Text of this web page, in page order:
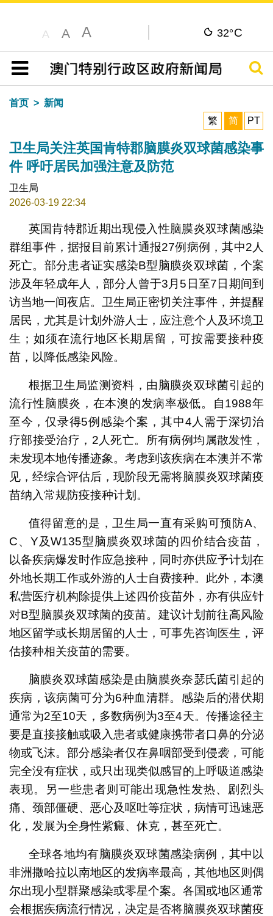
A A A 32°C
目录
搜寻
首页
新闻
繁
简 PT
卫生局关注英国肯特郡脑膜炎双球菌感染事
件 呼吁居民加强注意及防范
卫生局
2026-03-19 22:34
英国肯特郡近期出现侵入性脑膜炎双球菌感染
群组事件，据报目前累计通报27例病例，其中2人
死亡。部分患者证实感染B型脑膜炎双球菌，个案
涉及年轻成年人，部分人曾于3月5日至7日期间到
访当地一间夜店。卫生局正密切关注事件，并提醒
居民，尤其是计划外游人士，应注意个人及环境卫
生；如须在流行地区长期居留，可按需要接种疫
苗，以降低感染风险。
根据卫生局监测资料，由脑膜炎双球菌引起的
流行性脑膜炎，在本澳的发病率极低。自1988年
至今，仅录得5例感染个案，其中4人需于深切治
疗部接受治疗，2人死亡。所有病例均属散发性，
未发现本地传播迹象。考虑到该疾病在本澳并不常
见，经综合评估后，现阶段无需将脑膜炎双球菌疫
苗纳入常规防疫接种计划。
值得留意的是，卫生局一直有采购可预防A、
C、Y及W135型脑膜炎双球菌的四价结合疫苗，
以备疾病爆发时作应急接种，同时亦供应予计划在
外地长期工作或外游的人士自费接种。此外，本澳
私营医疗机构除提供上述四价疫苗外，亦有供应针
对B型脑膜炎双球菌的疫苗。建议计划前往高风险
地区留学或长期居留的人士，可事先咨询医生，评
估接种相关疫苗的需要。
脑膜炎双球菌感染是由脑膜炎奈瑟氏菌引起的
疾病，该病菌可分为6种血清群。感染后的潜伏期
通常为2至10天，多数病例为3至4天。传播途径主
要是直接接触或吸入患者或健康携带者口鼻的分泌
物或飞沫。部分感染者仅在鼻咽部受到侵袭，可能
完全没有症状，或只出现类似感冒的上呼吸道感染
表现。另一些患者则可能出现急性发热、剧烈头
痛、颈部僵硬、恶心及呕吐等症状，病情可迅速恶
化，发展为全身性紫癜、休克，甚至死亡。
全球各地均有脑膜炎双球菌感染病例，其中以
非洲撒哈拉以南地区的发病率最高，其他地区则偶
尔出现小型群聚感染或零星个案。各国或地区通常
会根据疾病流行情况，决定是否将脑膜炎双球菌疫